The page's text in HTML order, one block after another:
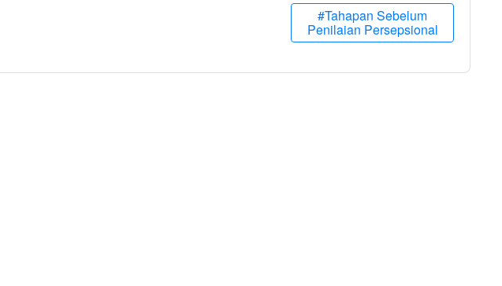
#Tahapan Sebelum
Penilaian Persepsional